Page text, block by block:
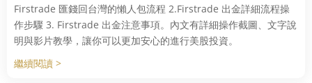
Firstrade 匯錢回台灣的懶人包流程 2.Firstrade 出金詳細流程操
作步驟 3. Firstrade 出金注意事項。內文有詳細操作截圖、文字說
明與影片教學，讓你可以更加安心的進行美股投資。
繼續閱讀 >